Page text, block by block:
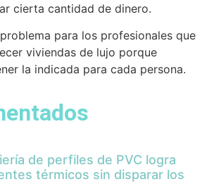
cierta cantidad de dinero.
para los profesionales que
viviendas de lujo porque
la indicada para cada persona.
de perfiles de PVC logra
térmicos sin disparar los